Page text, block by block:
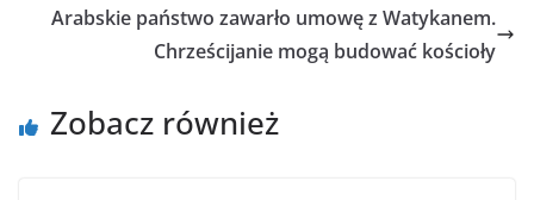
Arabskie państwo zawarło umowę z Watykanem.
Chrześcijanie mogą budować kościoły
Zobacz również